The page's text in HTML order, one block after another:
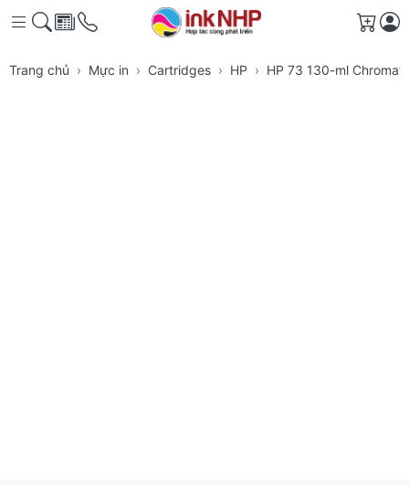
Giỏ
Trang chủ Mực in Cartridges HP HP 73 130-ml